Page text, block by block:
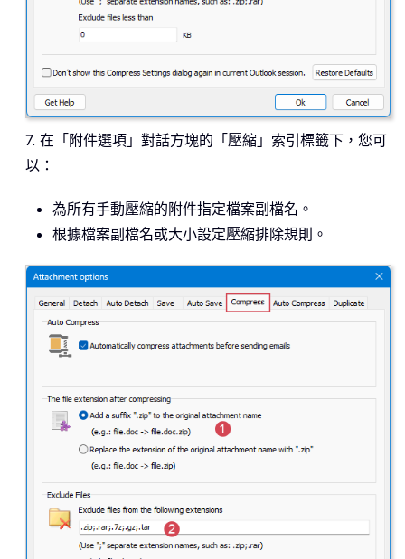
7. 在「附件選項」對話方塊的「壓縮」索引標籤下，您可
以：
為所有手動壓縮的附件指定檔案副檔名。
根據檔案副檔名或大小設定壓縮排除規則。